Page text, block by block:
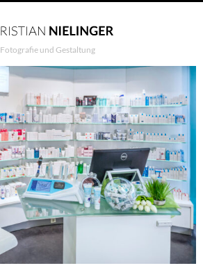
Fotografie und Gestaltung